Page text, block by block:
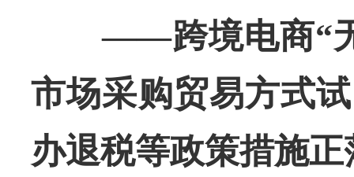
——跨境电商“无
市场采购贸易方式
办退税等政策措施